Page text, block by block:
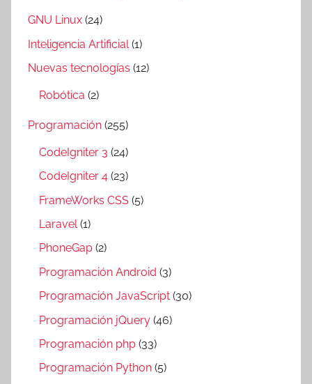
GNU Linux (24)
Inteligencia Artificial (1)
Nuevas tecnologías (12)
Robótica (2)
Programación (255)
CodeIgniter 3 (24)
CodeIgniter 4 (23)
FrameWorks CSS (5)
Laravel(1)
PhoneGap (2)
Programación Android (3)
Programación JavaScript (30)
Programación jQuery (46)
Programación php (33)
Programación Python (5)